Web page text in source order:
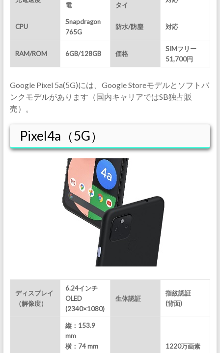
電 タイ
CPU
Snapdragon
765G
防水/防塵 対応
RAM/ROM 6GB/128GB 価格
SIMフリー
51,700円
Google Pixel 5a(5G)には、Google Storeモデルとソフトバ
ンクモデルがあります（国内キャリアではSB独占販
売）。
Pixel4a（5G）
ディスプレイ
（解像度）
6.24インチ
OLED
(2340×1080)
生体認証
指紋認証
(背面)
縦：153.9
mm
横：74 mm
1220万画素